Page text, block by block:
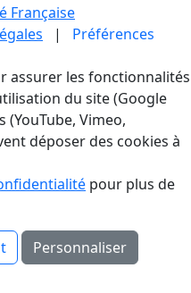
Française
| Préférences
assurer les fonctionnalités
du site (Google
Vimeo,
déposer des cookies à
pour plus de
Personnaliser